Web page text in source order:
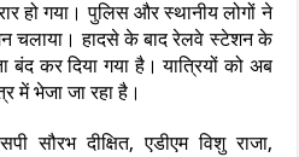
हो गया। पुलिस और स्थानीय लोगों ने
चलाया। हादसे के बाद रेलवे स्टेशन के
बंद कर दिया गया है। यात्रियों को अब
में भेजा जा रहा है।
सौरभ दीक्षित, एडीएम विशु राजा,